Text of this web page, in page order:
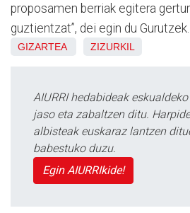
proposamen berriak egitera
guztientzat”, dei egin du Gurutzek.
GIZARTEA ZIZURKIL
AIURRI hedabideak
jaso eta zabaltzen ditu.
albisteak euskaraz lantzen
babestuko duzu.
Egin AIURRIkide!